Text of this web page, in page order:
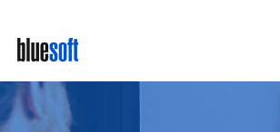
main
content